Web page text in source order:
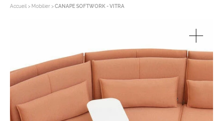
Accueil Mobilier CANAPE SOFTWORK - VITRA